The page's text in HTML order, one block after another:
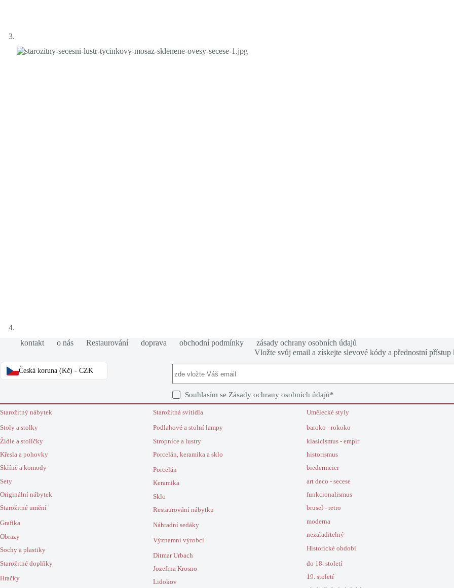
kontakt o nás Restaurování doprava obchodní podmínky zásady ochrany osobních údajů
Česká koruna (Kč) - CZK
Vložte svůj email a získejte slevové kódy a přednostní přístup
Souhlasím seZásady ochrany osobních údajů*
Starožitný nábytek
Stoly a stolky
Židle a stoličky
Křesla a pohovky
Skříně a komody
Sety
Originální nábytek
Starožitné umění
Grafika
Obrazy
Sochy a plastiky
Starožitné doplňky
Hračky
Starožitná svítidla
Podlahové a stolní lampy
Stropnice a lustry
Porcelán, keramika a sklo
Porcelán
Keramika
Sklo
Restaurování nábytku
Náhradní sedáky
Významní výrobci
Ditmar Urbach
Jozefina Krosno
Lidokov
Umělecké styly
baroko - rokoko
klasicismus - empír
historismus
biedermeier
art deco - secese
funkcionalismus
brusel - retro
moderna
nezařaditelný
Historické období
do 18. století
19. století